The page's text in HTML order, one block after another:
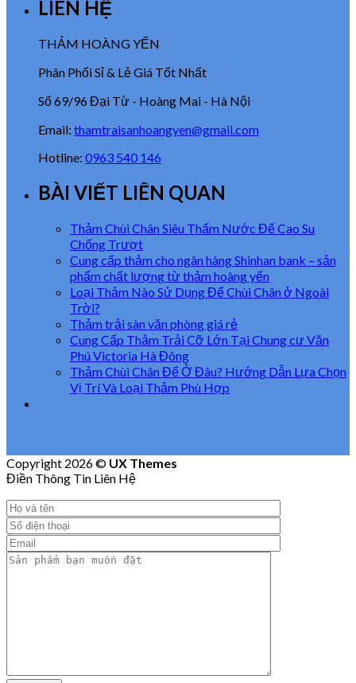
LIÊN HỆ
THẢM HOÀNG YẾN
Phân Phối Sỉ & Lẻ Giá Tốt Nhất
Số 69/96 Đại Từ - Hoàng Mai - Hà Nội
Email: thamtraisanhoangyen@gmail.com
Hotline: 0963 540 146
BÀI VIẾT LIÊN QUAN
Thảm Chùi Chân Siêu Thấm Nước Đế Cao Su
Chống Trượt
Cung cấp thảm cho ngân hàng Shinhan bank – sản
phẩm chất lượng từ thảm hoàng yến
Loại Thảm Nào Sử Dụng Để Chùi Chân ở Ngoài
Trời?
Thảm trải sàn văn phòng giá rẻ
Cung Cấp Thảm Trải Cỡ Lớn Tại Chung cư Văn
Phú Victoria Hà Đông
Thảm Chùi Chân Để Ở Đâu? Hướng Dẫn Lựa Chọn
Vị Trí Và Loại Thảm Phù Hợp
Copyright 2026 © UX Themes
Điền Thông Tin Liên Hệ